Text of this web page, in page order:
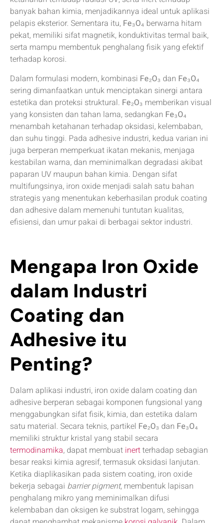
banyak bahan kimia, menjadikannya ideal untuk aplikasi
pelapis eksterior. Sementara itu, Fe₃O₄ berwarna hitam
pekat, memiliki sifat magnetik, konduktivitas termal baik,
serta mampu membentuk penghalang fisik yang efektif
terhadap korosi.
Dalam formulasi modern, kombinasi Fe₂O₃ dan Fe₃O₄
sering dimanfaatkan untuk menciptakan sinergi antara
estetika dan proteksi struktural. Fe₂O₃ memberikan visual
yang konsisten dan tahan lama, sedangkan Fe₃O₄
menambah ketahanan terhadap oksidasi, kelembaban,
dan suhu tinggi. Pada adhesive industri, kedua varian ini
juga berperan memperkuat ikatan mekanis, menjaga
kestabilan warna, dan meminimalkan degradasi akibat
paparan UV maupun bahan kimia. Dengan sifat
multifungsinya, iron oxide menjadi salah satu bahan
strategis yang menentukan keberhasilan produk coating
dan adhesive dalam memenuhi tuntutan kualitas,
efisiensi, dan umur pakai di berbagai sektor industri.
Mengapa Iron Oxide
dalam Industri
Coating dan
Adhesive itu
Penting?
Dalam aplikasi industri, iron oxide dalam coating dan
adhesive berperan sebagai komponen fungsional yang
menggabungkan sifat fisik, kimia, dan estetika dalam
satu material. Secara teknis, partikel Fe₂O₃ dan Fe₃O₄
memiliki struktur kristal yang stabil secara
termodinamika, dapat membuat inertterhadap sebagian
besar reaksi kimia agresif, termasuk oksidasi lanjutan.
Ketika diaplikasikan pada sistem coating, iron oxide
bekerja sebagai barrier pigment, membentuk lapisan
penghalang mikro yang meminimalkan difusi
kelembaban dan oksigen ke substrat logam, sehingga